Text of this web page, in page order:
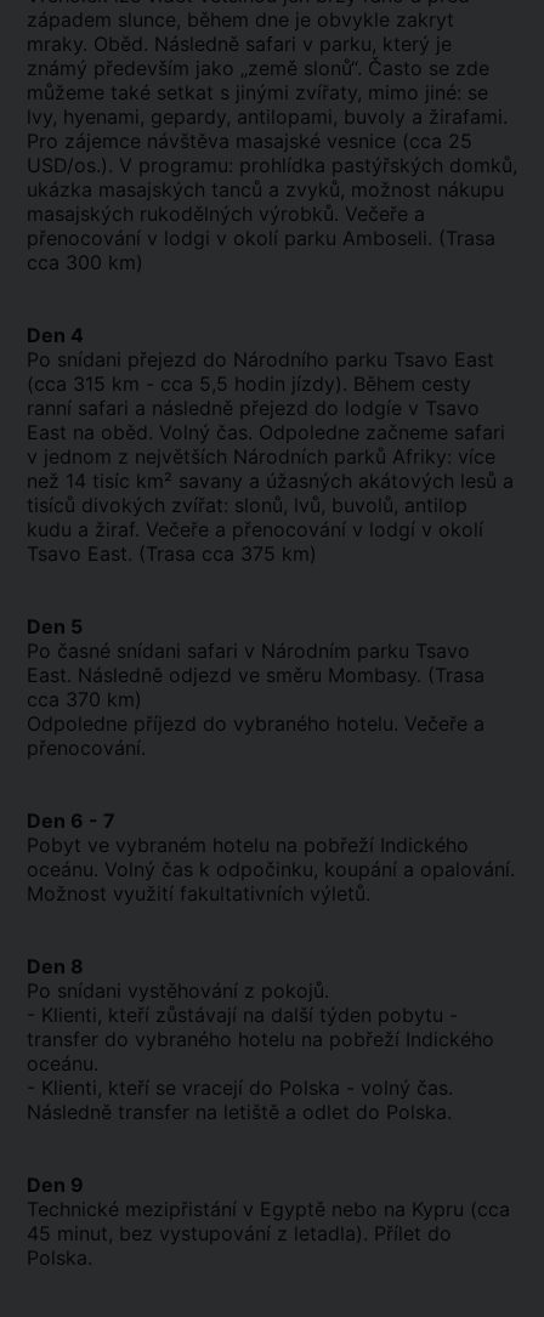
západem slunce, během dne je obvykle zakryt
mraky. Oběd. Následně safari v parku, který je
známý především jako „země slonů“. Často se zde
můžeme také setkat s jinými zvířaty, mimo jiné: se
lvy, hyenami, gepardy, antilopami, buvoly a žirafami.
Pro zájemce návštěva masajské vesnice (cca 25
USD/os.). V programu: prohlídka pastýřských domků,
ukázka masajských tanců a zvyků, možnost nákupu
masajských rukodělných výrobků. Večeře a
přenocování v lodgi v okolí parku Amboseli. (Trasa
cca 300 km)
Den 4
Po snídani přejezd do Národního parku Tsavo East
(cca 315 km - cca 5,5 hodin jízdy). Během cesty
ranní safari a následně přejezd do lodgíe v Tsavo
East na oběd. Volný čas. Odpoledne začneme safari
v jednom z největších Národních parků Afriky: více
než 14 tisíc km² savany a úžasných akátových lesů a
tisíců divokých zvířat: slonů, lvů, buvolů, antilop
kudu a žiraf. Večeře a přenocování v lodgí v okolí
Tsavo East. (Trasa cca 375 km)
Den 5
Po časné snídani safari v Národním parku Tsavo
East. Následně odjezd ve směru Mombasy. (Trasa
cca 370 km)
Odpoledne příjezd do vybraného hotelu. Večeře a
přenocování.
Den 6 - 7
Pobyt ve vybraném hotelu na pobřeží Indického
oceánu. Volný čas k odpočinku, koupání a opalování.
Možnost využití fakultativních výletů.
Den 8
Po snídani vystěhování z pokojů.
- Klienti, kteří zůstávají na další týden pobytu -
transfer do vybraného hotelu na pobřeží Indického
oceánu.
- Klienti, kteří se vracejí do Polska - volný čas.
Následně transfer na letiště a odlet do Polska.
Den 9
Technické mezipřistání v Egyptě nebo na Kypru (cca
45 minut, bez vystupování z letadla). Přílet do
Polska.